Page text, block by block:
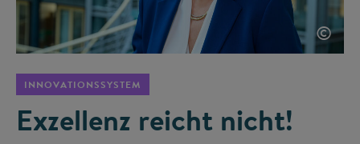
©
INNOVATIONSSYSTEM
Exzellenz reicht nicht!